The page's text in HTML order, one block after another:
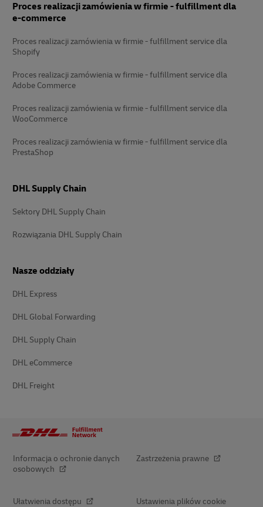
Proces realizacji zamówienia w firmie - fulfillment dla
e-commerce
Proces realizacji zamówienia w firmie - fulfillment service dla
Shopify
Proces realizacji zamówienia w firmie - fulfillment service dla
Adobe Commerce
Proces realizacji zamówienia w firmie - fulfillment service dla
WooCommerce
Proces realizacji zamówienia w firmie - fulfillment service dla
PrestaShop
DHL Supply Chain
Sektory DHL Supply Chain
Rozwiązania DHL Supply Chain
Nasze oddziały
DHL Express
DHL Global Forwarding
DHL Supply Chain
DHL eCommerce
DHL Freight
Informacja o ochronie danych
osobowych
Zastrzeżenia prawne
Ułatwienia dostępu Ustawienia plików cookie